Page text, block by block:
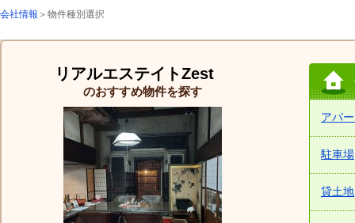
会社情報 ＞物件種別選択
リアルエステイトZest
のおすすめ物件を探す
アパ
駐車場
貸土地